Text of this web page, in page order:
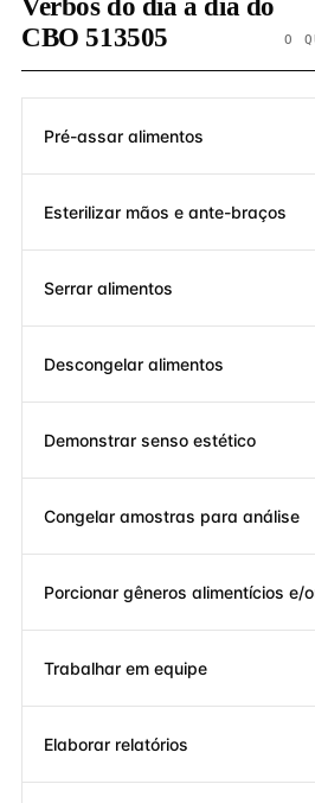
Verbos do dia a dia do
CBO 513505
O
Pré-assar alimentos
Esterilizar mãos e ante-braços
Serrar alimentos
Descongelar alimentos
Demonstrar senso estético
Congelar amostras para análise
Porcionar gêneros alimentícios e/
Trabalhar em equipe
Elaborar relatórios